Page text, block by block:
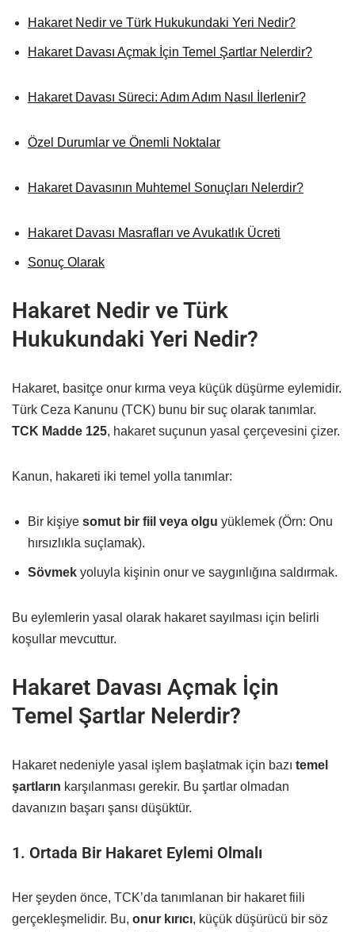
Hakaret Nedir ve Türk Hukukundaki Yeri Nedir?
Hakaret Davası Açmak İçin Temel Şartlar Nelerdir?
Hakaret Davası Süreci: Adım Adım Nasıl İlerlenir?
Özel Durumlar ve Önemli Noktalar
Hakaret Davasının Muhtemel Sonuçları Nelerdir?
Hakaret Davası Masrafları ve Avukatlık Ücreti
Sonuç Olarak
Hakaret Nedir ve Türk
Hukukundaki Yeri Nedir?
Hakaret, basitçe onur kırma veya küçük düşürme eylemidir.
Türk Ceza Kanunu (TCK) bunu bir suç olarak tanımlar.
TCK Madde 125, hakaret suçunun yasal çerçevesini çizer.
Kanun, hakareti iki temel yolla tanımlar:
Bir kişiye somut bir fiil veya olgu yüklemek (Örn: Onu
hırsızlıkla suçlamak).
Sövmek yoluyla kişinin onur ve saygınlığına saldırmak.
Bu eylemlerin yasal olarak hakaret sayılması için belirli
koşullar mevcuttur.
Hakaret Davası Açmak İçin
Temel Şartlar Nelerdir?
Hakaret nedeniyle yasal işlem başlatmak için bazı temel
şartların karşılanması gerekir. Bu şartlar olmadan
davanızın başarı şansı düşüktür.
1. Ortada Bir Hakaret Eylemi Olmalı
Her şeyden önce, TCK’da tanımlanan bir hakaret fiili
gerçekleşmelidir. Bu, onur kırıcı, küçük düşürücü bir söz